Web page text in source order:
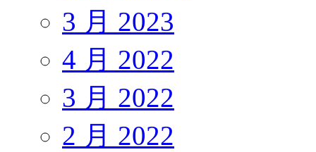
3 月 2023
4 月 2022
3 月 2022
2 月 2022